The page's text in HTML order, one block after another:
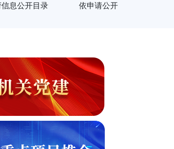
息公开目录 依申请公开